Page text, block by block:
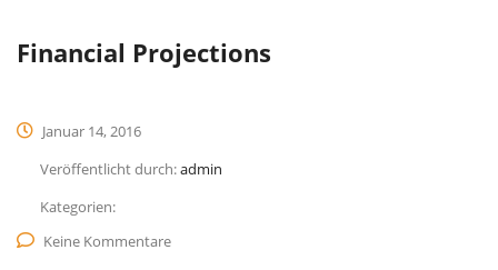
Financial Projections
Januar 14, 2016
Veröffentlicht durch:admin
Kategorien:
Keine Kommentare